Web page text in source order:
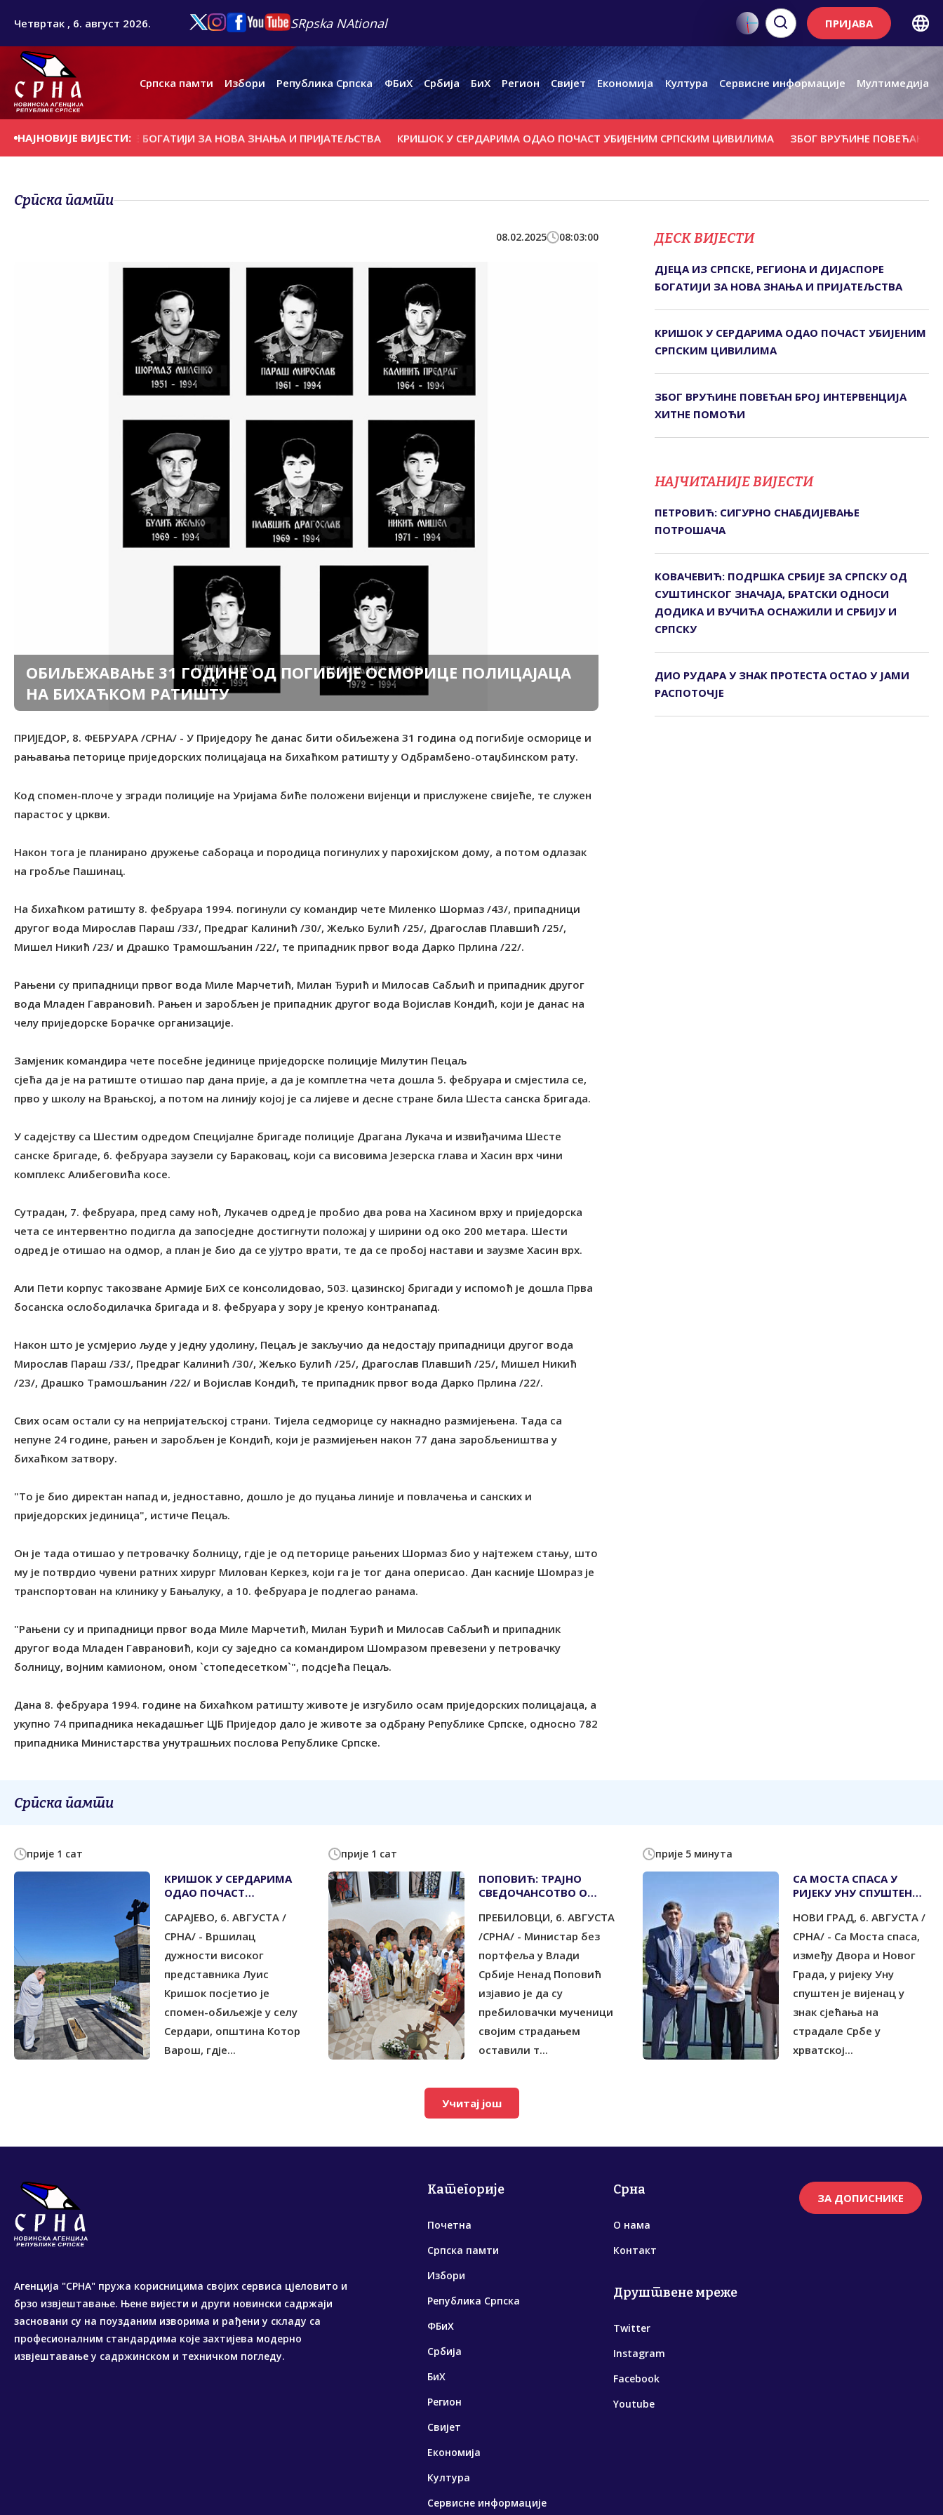
Четвртак , 6. август 2026. SRpska NAtional ПРИЈАВА
Српска памти Избори Република Српска ФБиХ Србија БиХ Регион Свијет Економија Култура Сервисне информације Мултимедија
НАЈНОВИЈЕ ВИЈЕСТИ:
И ДИЈАСПОРЕ БОГАТИЈИ ЗА НОВА ЗНАЊА И ПРИЈАТЕЉСТВА КРИШОК У СЕРДАРИМА ОДАО ПОЧАСТ УБИЈЕНИМ СРПСКИМ ЦИВИЛИМА ЗБОГ ВРУЋИНЕ ПОВЕЋАН БРОЈ
Српска памти
08.02.2025 08:03:00
ОБИЉЕЖАВАЊЕ 31 ГОДИНЕ ОД ПОГИБИЈЕ ОСМОРИЦЕ ПОЛИЦАЈАЦА
НА БИХАЋКОМ РАТИШТУ
ПРИЈЕДОР, 8. ФЕБРУАРА /СРНА/ - У Приједору ће данас бити обиљежена 31 година од погибије осморице и
рањавања петорице приједорских полицајаца на бихаћком ратишту у Одбрамбено-отаџбинском рату.
Код спомен-плоче у згради полиције на Уријама биће положени вијенци и прислужене свијеће, те служен
парастос у цркви.
Након тога је планирано дружење сабораца и породица погинулих у парохијском дому, а потом одлазак
на гробље Пашинац.
На бихаћком ратишту 8. фебруара 1994. погинули су командир чете Миленко Шормаз /43/, припадници
другог вода Мирослав Параш /33/, Предраг Калинић /30/, Жељко Булић /25/, Драгослав Плавшић /25/,
Мишел Никић /23/ и Драшко Трамошљанин /22/, те припадник првог вода Дарко Прлина /22/.
Рањени су припадници првог вода Миле Марчетић, Милан Ђурић и Милосав Сабљић и припадник другог
вода Младен Гаврановић. Рањен и заробљен је припадник другог вода Војислав Кондић, који је данас на
челу приједорске Борачке организације.
Замјеник командира чете посебне јединице приједорске полиције Милутин Пецаљ
сјећа да је на ратиште отишао пар дана прије, а да је комплетна чета дошла 5. фебруара и смјестила се,
прво у школу на Врањској, а потом на линију којој је са лијеве и десне стране била Шеста санска бригада.
У садејству са Шестим одредом Специјалне бригаде полиције Драгана Лукача и извиђачима Шесте
санске бригаде, 6. фебруара заузели су Бараковац, који са висовима Језерска глава и Хасин врх чини
комплекс Алибеговића косе.
Сутрадан, 7. фебруара, пред саму ноћ, Лукачев одред је пробио два рова на Хасином врху и приједорска
чета се интервентно подигла да запосједне достигнути положај у ширини од око 200 метара. Шести
одред је отишао на одмор, а план је био да се ујутро врати, те да се пробој настави и заузме Хасин врх.
Али Пети корпус такозване Армије БиХ се консолидовао, 503. цазинској бригади у испомоћ је дошла Прва
босанска ослободилачка бригада и 8. фебруара у зору је кренуо контранапад.
Након што је усмјерио људе у једну удолину, Пецаљ је закључио да недостају припадници другог вода
Мирослав Параш /33/, Предраг Калинић /30/, Жељко Булић /25/, Драгослав Плавшић /25/, Мишел Никић
/23/, Драшко Трамошљанин /22/ и Војислав Кондић, те припадник првог вода Дарко Прлина /22/.
Свих осам остали су на непријатељској страни. Тијела седморице су накнадно размијењена. Тада са
непуне 24 године, рањен и заробљен је Кондић, који је размијењен након 77 дана заробљеништва у
бихаћком затвору.
"То је био директан напад и, једноставно, дошло је до пуцања линије и повлачења и санских и
приједорских јединица", истиче Пецаљ.
Он је тада отишао у петровачку болницу, гдје је од петорице рањених Шормаз био у најтежем стању, што
му је потврдио чувени ратних хирург Милован Керкез, који га је тог дана оперисао. Дан касније Шомраз је
транспортован на клинику у Бањалуку, а 10. фебруара је подлегао ранама.
"Рањени су и припадници првог вода Миле Марчетић, Милан Ђурић и Милосав Сабљић и припадник
другог вода Младен Гаврановић, који су заједно са командиром Шомразом превезени у петровачку
болницу, војним камионом, оном `стопедесетком`", подсјећа Пецаљ.
Дана 8. фебруара 1994. године на бихаћком ратишту животе је изгубило осам приједорских полицајаца, а
укупно 74 припадника некадашњег ЦЈБ Приједор дало је животе за одбрану Републике Српске, односно 782
припадника Министарства унутрашњих послова Републике Српске.
ДЕСК ВИЈЕСТИ
ДЈЕЦА ИЗ СРПСКЕ, РЕГИОНА И ДИЈАСПОРЕ
БОГАТИЈИ ЗА НОВА ЗНАЊА И ПРИЈАТЕЉСТВА
КРИШОК У СЕРДАРИМА ОДАО ПОЧАСТ УБИЈЕНИМ
СРПСКИМ ЦИВИЛИМА
ЗБОГ ВРУЋИНЕ ПОВЕЋАН БРОЈ ИНТЕРВЕНЦИЈА
ХИТНЕ ПОМОЋИ
НАЈЧИТАНИЈЕ ВИЈЕСТИ
ПЕТРОВИЋ: СИГУРНО СНАБДИЈЕВАЊЕ
ПОТРОШАЧА
КОВАЧЕВИЋ: ПОДРШКА СРБИЈЕ ЗА СРПСКУ ОД
СУШТИНСКОГ ЗНАЧАЈА, БРАТСКИ ОДНОСИ
ДОДИКА И ВУЧИЋА ОСНАЖИЛИ И СРБИЈУ И
СРПСКУ
ДИО РУДАРА У ЗНАК ПРОТЕСТА ОСТАО У ЈАМИ
РАСПОТОЧЈЕ
Српска памти
прије 1 сат
КРИШОК У СЕРДАРИМА
ОДАО ПОЧАСТ
ЦИВИЛИМА
САРАЈЕВО, 6. АВГУСТА /
СРНА/ - Вршилац
дужности високог
представника Луис
Кришок посјетио је
спомен-обиљежје у селу
Сердари, општина Котор
Варош, гдје...
прије 1 сат
ПОПОВИЋ: ТРАЈНО
СВЕДОЧАНСОТВО О
НЕПОКОЛЕБЉИВОСТИ
ПРЕБИЛОВЦИ, 6. АВГУСТА
/СРНА/ - Министар без
портфеља у Влади
Србије Ненад Поповић
изјавио је да су
пребиловачки мученици
својим страдањем
оставили т...
прије 5 минута
СА МОСТА СПАСА У
РИЈЕКУ УНУ СПУШТЕН
НОВИ ГРАД, 6. АВГУСТА /
СРНА/ - Са Моста спаса,
између Двора и Новог
Града, у ријеку Уну
спуштен је вијенац у
знак сјећања на
страдале Србе у
хрватској...
Учитај још
Агенција "СРНА" пружа корисницима својих сервиса цјеловито и
брзо извјештавање. Њене вијести и други новински садржаји
засновани су на поузданим изворима и рађени у складу са
професионалним стандардима које захтијева модерно
извјештавање у садржинском и техничком погледу.
Категорије
Почетна
Српска памти
Избори
Република Српска
ФБиХ
Србија
БиХ
Регион
Свијет
Економија
Култура
Сервисне информације
Срна
О нама
Контакт
Друштвене мреже
Twitter
Instagram
Facebook
Youtube
ЗА ДОПИСНИКЕ